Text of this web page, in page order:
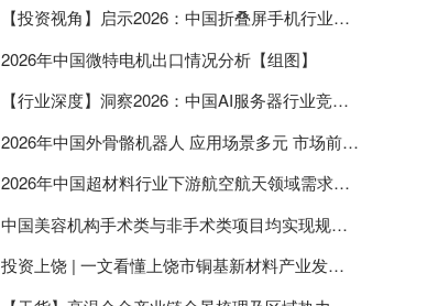
【投资视角】启示2026：中国折叠屏手机行业投融资及兼并重组分析
2026年中国微特电机出口情况分析【组图】
【行业深度】洞察2026：中国AI服务器行业竞争格局及市场份额
2026年中国外骨骼机器人 应用场景多元 市场前景广阔【组图】
2026年中国超材料行业下游航空航天领域需求分析【组图】
中国美容机构手术类与非手术类项目均实现规模增长【组图】
投资上饶 | 一文看懂上饶市铜基新材料产业发展现状与投资机会前瞻